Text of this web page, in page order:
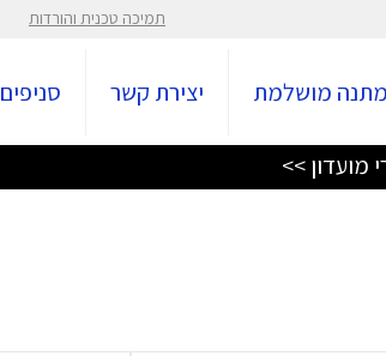
תמיכה טכנית והורדות
מתנה מושלמת יצירת קשר סניפים